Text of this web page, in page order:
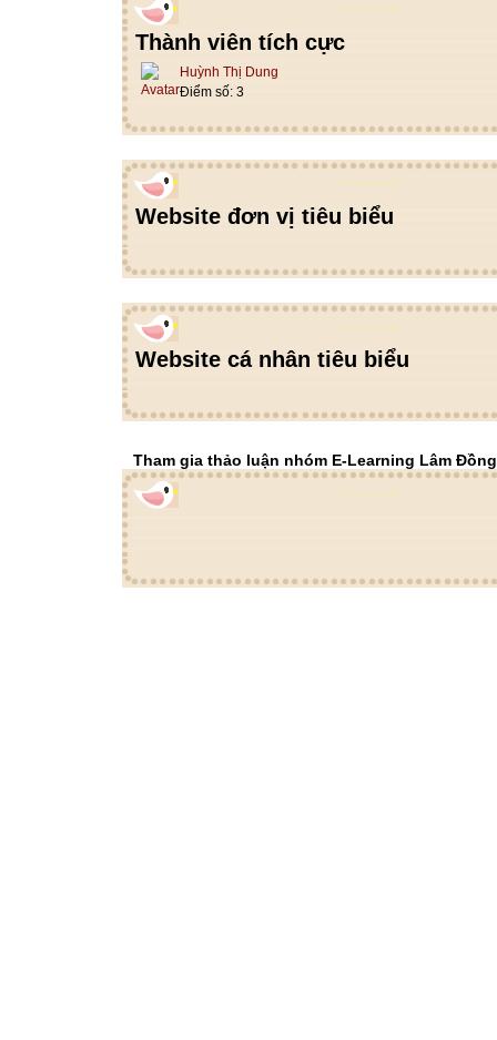
Thành viên tích cực
Huỳnh Thị Dung
Điểm số: 3
Website đơn vị tiêu biểu
Website cá nhân tiêu biểu
Tham gia thảo luận nhóm E-Learning Lâm Đồng